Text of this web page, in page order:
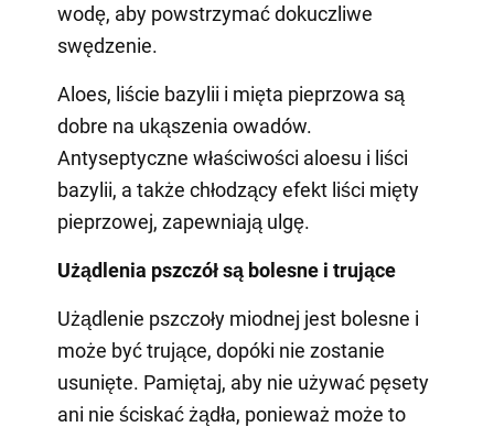
wodę, aby powstrzymać dokuczliwe
swędzenie.
Aloes, liście bazylii i mięta pieprzowa są
dobre na ukąszenia owadów.
Antyseptyczne właściwości aloesu i liści
bazylii, a także chłodzący efekt liści mięty
pieprzowej, zapewniają ulgę.
Użądlenia pszczół są bolesne i trujące
Użądlenie pszczoły miodnej jest bolesne i
może być trujące, dopóki nie zostanie
usunięte. Pamiętaj, aby nie używać pęsety
ani nie ściskać żądła, ponieważ może to